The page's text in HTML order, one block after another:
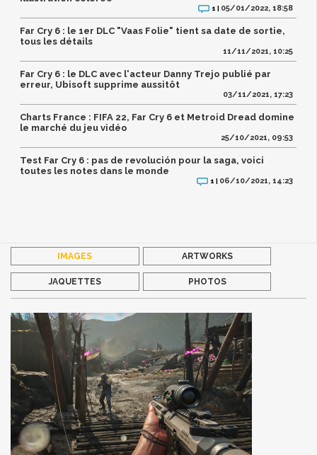
1 | 05/01/2022, 18:58
Far Cry 6 : le 1er DLC "Vaas Folie" tient sa date de sortie,
tous les détails
11/11/2021, 10:25
Far Cry 6 : le DLC avec l'acteur Danny Trejo publié par
erreur, Ubisoft supprime aussitôt
03/11/2021, 17:23
Charts France : FIFA 22, Far Cry 6 et Metroid Dread domine
le marché du jeu vidéo
25/10/2021, 09:53
Test Far Cry 6 : pas de revolución pour la saga, voici
toutes les notes dans le monde
1 | 06/10/2021, 14:23
IMAGES ARTWORKS
JAQUETTES PHOTOS